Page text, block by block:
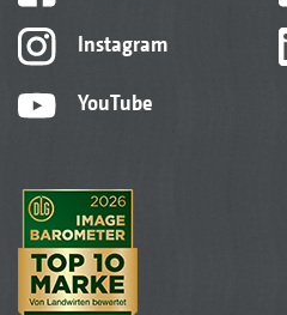
Instagram
YouTube